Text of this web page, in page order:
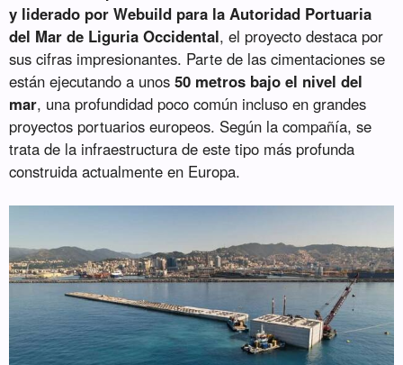
y liderado por Webuild para la Autoridad Portuaria
del Mar de Liguria Occidental, el proyecto destaca por
sus cifras impresionantes. Parte de las cimentaciones se
están ejecutando a unos50 metros bajo el nivel del
mar, una profundidad poco común incluso en grandes
proyectos portuarios europeos. Según la compañía, se
trata de la infraestructura de este tipo más profunda
construida actualmente en Europa.